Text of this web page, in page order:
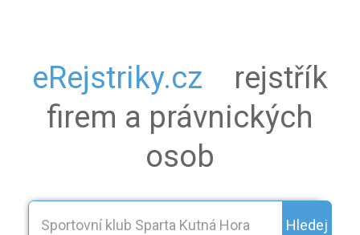
eRejstriky.cz
rejstřík
firem a právnických
osob
Hledej